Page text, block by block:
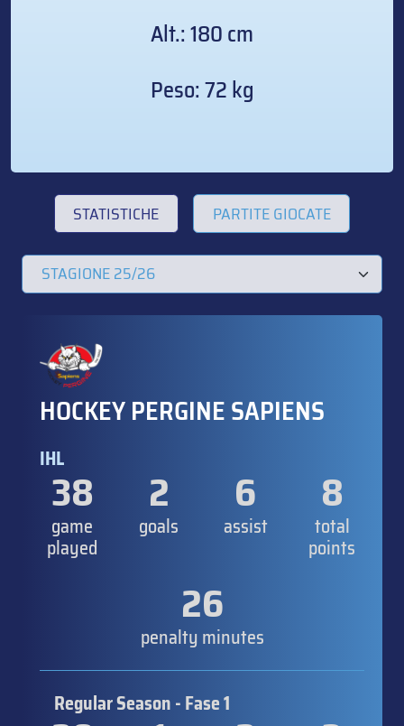
Alt.: 180 cm
Peso: 72 kg
STATISTICHE PARTITE GIOCATE
HOCKEY PERGINE SAPIENS
IHL
38
game
played
2
goals
6
assist
8
total
points
26
penalty minutes
Regular Season - Fase 1